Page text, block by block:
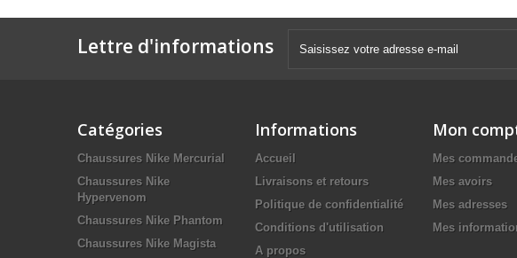
Lettre d'informations
Catégories
Chaussures Nike Mercurial
Chaussures Nike
Hypervenom
Chaussures Nike Phantom
Chaussures Nike Magista
Informations
Accueil
Livraisons et retours
Politique de confidentialité
Conditions d'utilisation
A propos
Mon
Mes
Mes avoirs
Mes adresses
Mes